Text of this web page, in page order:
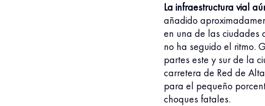
La infraestructura vial
añadido
en una de las ciudades
no ha seguido el ritmo.
partes este y sur de la
carretera de Red de
para el pequeño
choques fatales.